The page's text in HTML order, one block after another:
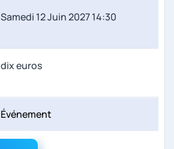
Samedi 12 Juin 2027 14:30
dix euros
Événement